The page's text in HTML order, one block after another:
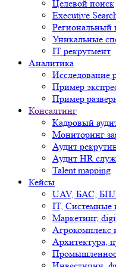
Целевой поиск
Executive
Региональный
Уникальные
IT рекрутмент
Аналитика
Исследование
Пример
Пример
Консалтинг
Кадровый
Мониторинг
Аудит
Аудит HR
Talent mapping
Кейсы
UAV, БАС,
IT, Системные
Маркетинг,
Агрокомплекс
Архитектура,